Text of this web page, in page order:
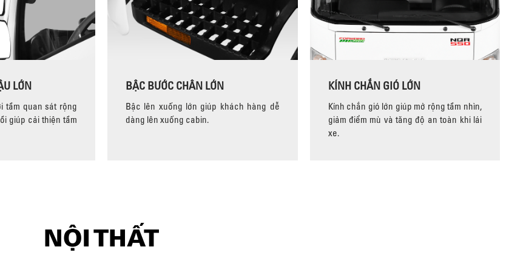
LỚN
tầm quan sát rộng
giúp cải thiện tầm
BẬC BƯỚC CHÂN LỚN
Bậc lên xuống lớn giúp khách hàng dễ
dàng lên xuống cabin.
KÍNH CHẮN GIÓ LỚN
Kính chắn gió lớn giúp mở rộng tầm nhìn,
giảm điểm mù và tăng độ an toàn khi lái
xe.
NỘI THẤT